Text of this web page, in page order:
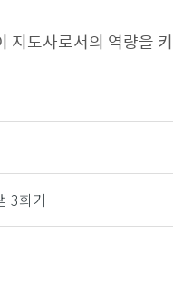
지도사로서의 역량을
3회기